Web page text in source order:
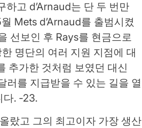
고 d’Arnaud는 단 두 번만
Mets d’Arnaud를 출범시켰
선보인 후 Rays를 현금으로
명단의 여러 지원 지점에 대
추가한 것처럼 보였던 대신
를 지급받을 수 있는 길을 열
다. -23.
랐고 그의 최고이자 가장 생산